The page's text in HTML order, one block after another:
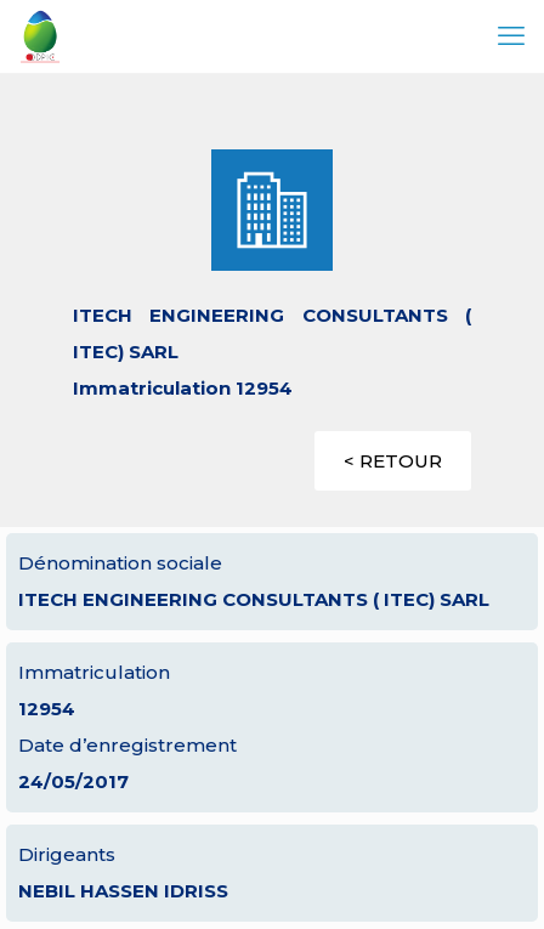
ITECH ENGINEERING CONSULTANTS (
ITEC) SARL
Immatriculation 12954
< RETOUR
Dénomination sociale
ITECH ENGINEERING CONSULTANTS ( ITEC) SARL
Immatriculation
12954
Date d’enregistrement
24/05/2017
Dirigeants
NEBIL HASSEN IDRISS